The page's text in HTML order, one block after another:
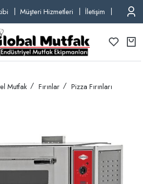
Müşteri Hizmetleri İletişim TEL:
Mutfak Fırınlar Pizza Fırınları